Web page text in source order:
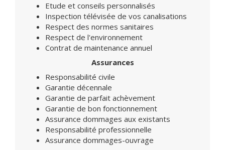
Etude et conseils personnalisés
Inspection télévisée de vos canalisations
Respect des normes sanitaires
Respect de l'environnement
Contrat de maintenance annuel
Assurances
Responsabilité civile
Garantie décennale
Garantie de parfait achèvement
Garantie de bon fonctionnement
Assurance dommages aux existants
Responsabilité professionnelle
Assurance dommages-ouvrage